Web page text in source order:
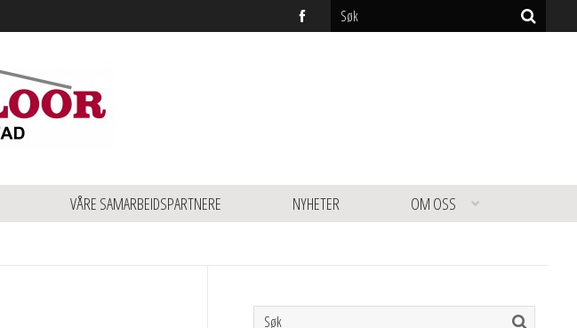
VÅRE SAMARBEIDSPARTNERE NYHETER OM OSS